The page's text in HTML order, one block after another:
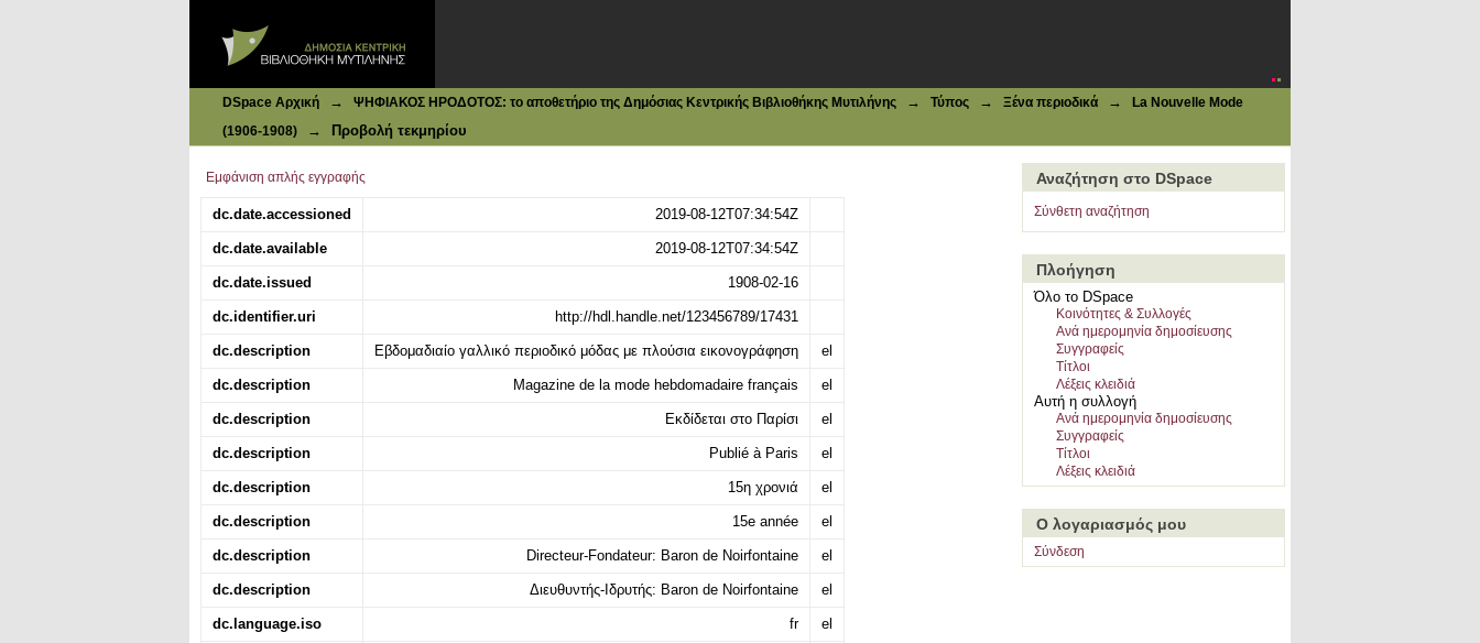
DSpace Αρχική → ΨΗΦΙΑΚΟΣ ΗΡΟΔΟΤΟΣ: το αποθετήριο της Δημόσιας Κεντρικής Βιβλιοθήκης Μυτιλήνης → Τύπος → Ξένα περιοδικά →
La Nouvelle Mode
(1906-1908)
→ Προβολή τεκμηρίου
Εμφάνιση απλής εγγραφής
dc.date.accessioned 2019-08-12T07:34:54Z
dc.date.available 2019-08-12T07:34:54Z
dc.date.issued 1908-02-16
dc.identifier.uri http://hdl.handle.net/123456789/17431
dc.description Εβδομαδιαίο γαλλικό περιοδικό μόδας με πλούσια εικονογράφηση el
dc.description Magazine de la mode hebdomadaire français el
dc.description Εκδίδεται στο Παρίσι el
dc.description Publié à Paris el
dc.description 15η χρονιά el
dc.description 15e année el
dc.description Directeur-Fondateur: Baron de Noirfontaine el
dc.description Διευθυντής-Ιδρυτής: Baron de Noirfontaine el
dc.language.iso fr el
Αναζήτηση στο DSpace
Σύνθετη αναζήτηση
Πλοήγηση
Όλο το DSpace
Κοινότητες & Συλλογές
Ανά ημερομηνία δημοσίευσης
Συγγραφείς
Τίτλοι
Λέξεις κλειδιά
Αυτή η συλλογή
Ανά ημερομηνία δημοσίευσης
Συγγραφείς
Τίτλοι
Λέξεις κλειδιά
Ο λογαριασμός μου
Σύνδεση